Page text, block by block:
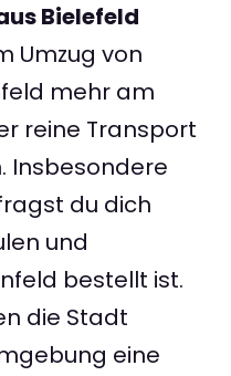
Bielefeld
Umzug von
mehr am
reine Transport
Insbesondere
du dich
und
bestellt ist.
die Stadt
eine